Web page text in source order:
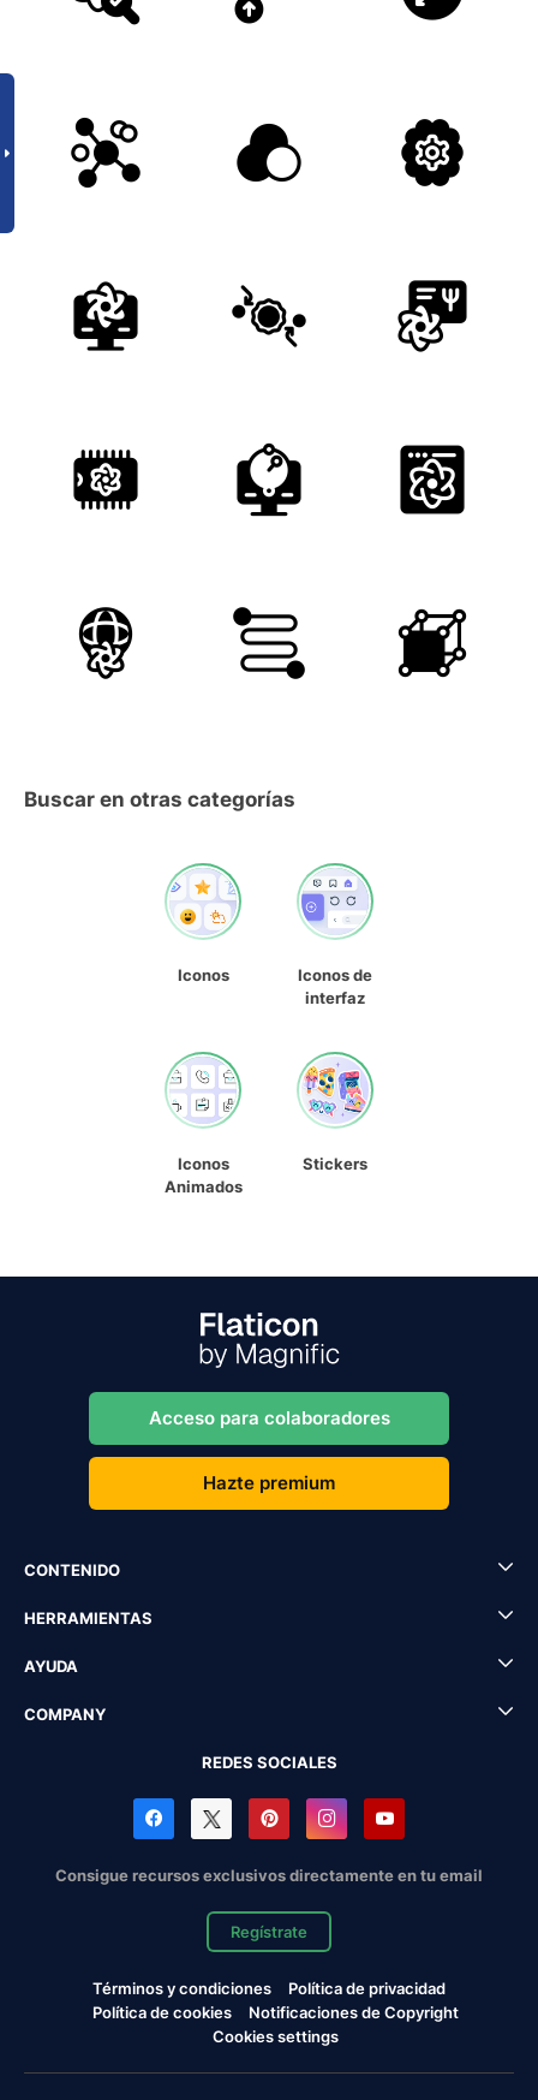
Buscar en otras categorías
Iconos
Iconos de
interfaz
Iconos
Animados
Stickers
Acceso para colaboradores
Hazte premium
CONTENIDO
HERRAMIENTAS
AYUDA
COMPANY
REDES SOCIALES
Consigue recursos exclusivos directamente en tu email
Regístrate
Términos y condiciones
Política de privacidad
Política de cookies
Notificaciones de Copyright
Cookies settings